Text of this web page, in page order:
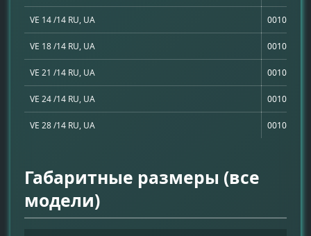
VE 14 /14 RU, UA
VE 18 /14 RU, UA
VE 21 /14 RU, UA
VE 24 /14 RU, UA
VE 28 /14 RU, UA
Габаритные размеры (все
модели)